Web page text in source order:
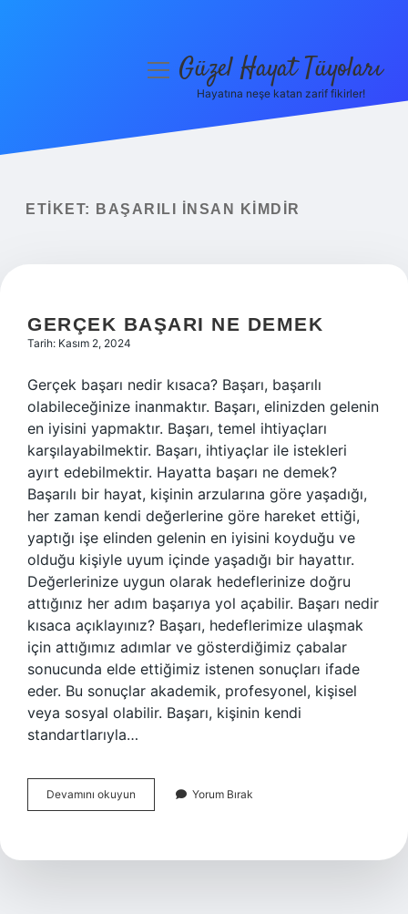
Yasal Uyarı
menüyüGüzel Hayat Tüyoları
Hayatına neşe katan zarif fikirler!
ETIKET: BAŞARILI INSAN KIMDIR
GERÇEK BAŞARI NE DEMEK
Tarih: Kasım 2, 2024
Gerçek başarı nedir kısaca? Başarı, başarılı
olabileceğinize inanmaktır. Başarı, elinizden gelenin
en iyisini yapmaktır. Başarı, temel ihtiyaçları
karşılayabilmektir. Başarı, ihtiyaçlar ile istekleri
ayırt edebilmektir. Hayatta başarı ne demek?
Başarılı bir hayat, kişinin arzularına göre yaşadığı,
her zaman kendi değerlerine göre hareket ettiği,
yaptığı işe elinden gelenin en iyisini koyduğu ve
olduğu kişiyle uyum içinde yaşadığı bir hayattır.
Değerlerinize uygun olarak hedeflerinize doğru
attığınız her adım başarıya yol açabilir. Başarı nedir
kısaca açıklayınız? Başarı, hedeflerimize ulaşmak
için attığımız adımlar ve gösterdiğimiz çabalar
sonucunda elde ettiğimiz istenen sonuçları ifade
eder. Bu sonuçlar akademik, profesyonel, kişisel
veya sosyal olabilir. Başarı, kişinin kendi
standartlarıyla…
Devamını okuyun
Başarı
Yorum Bırak